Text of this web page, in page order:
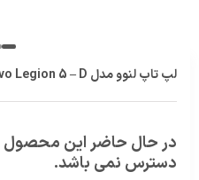
لپ تاپ لنوو مدل Lenovo Legion 5 – D
در حال حاضر این محصول
دسترس نمی باشد.